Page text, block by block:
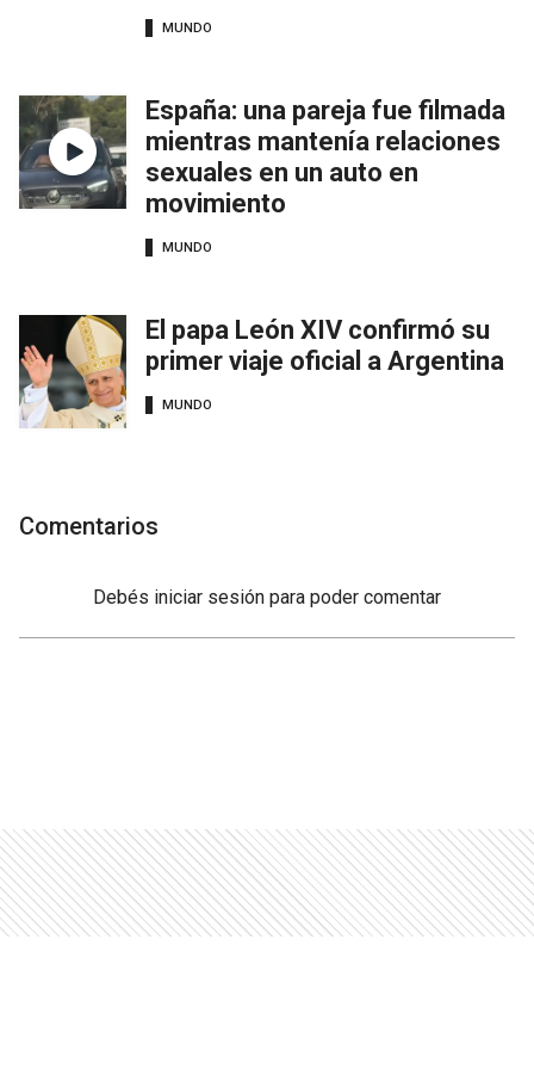
MUNDO
España: una pareja fue filmada
mientras mantenía relaciones
sexuales en un auto en
movimiento
MUNDO
El papa León XIV confirmó su
primer viaje oficial a Argentina
MUNDO
Comentarios
Debés iniciar sesión para poder comentar